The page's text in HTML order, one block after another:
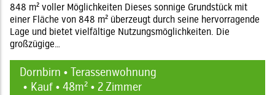
848 m² voller Möglichkeiten Dieses sonnige Grundstück mit
einer Fläche von 848 m² überzeugt durch seine hervorragende
Lage und bietet vielfältige Nutzungsmöglichkeiten. Die
großzügige…
Dornbirn • Terassenwohnung
Kauf • 48m² • 2 Zimmer